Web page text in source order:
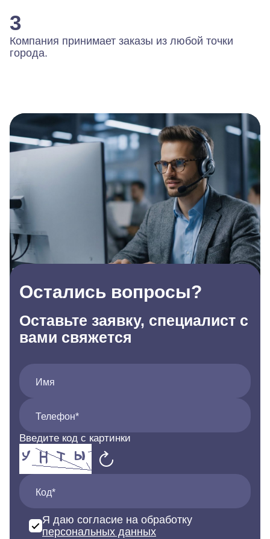
3
Компания принимает заказы из любой точки
города.
Остались вопросы?
Оставьте заявку, специалист с
вами свяжется
Имя
Телефон*
Введите код с картинки
Код*
Я даю согласие на обработку
персональных данных